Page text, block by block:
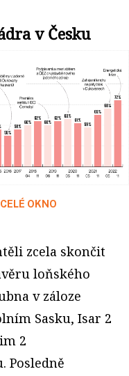
v Česku
OKNO
zcela skončit
loňského
v záloze
Sasku, Isar 2
2
Posledně